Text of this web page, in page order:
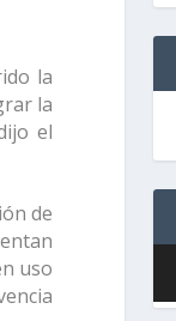
la
la
el
de
uso